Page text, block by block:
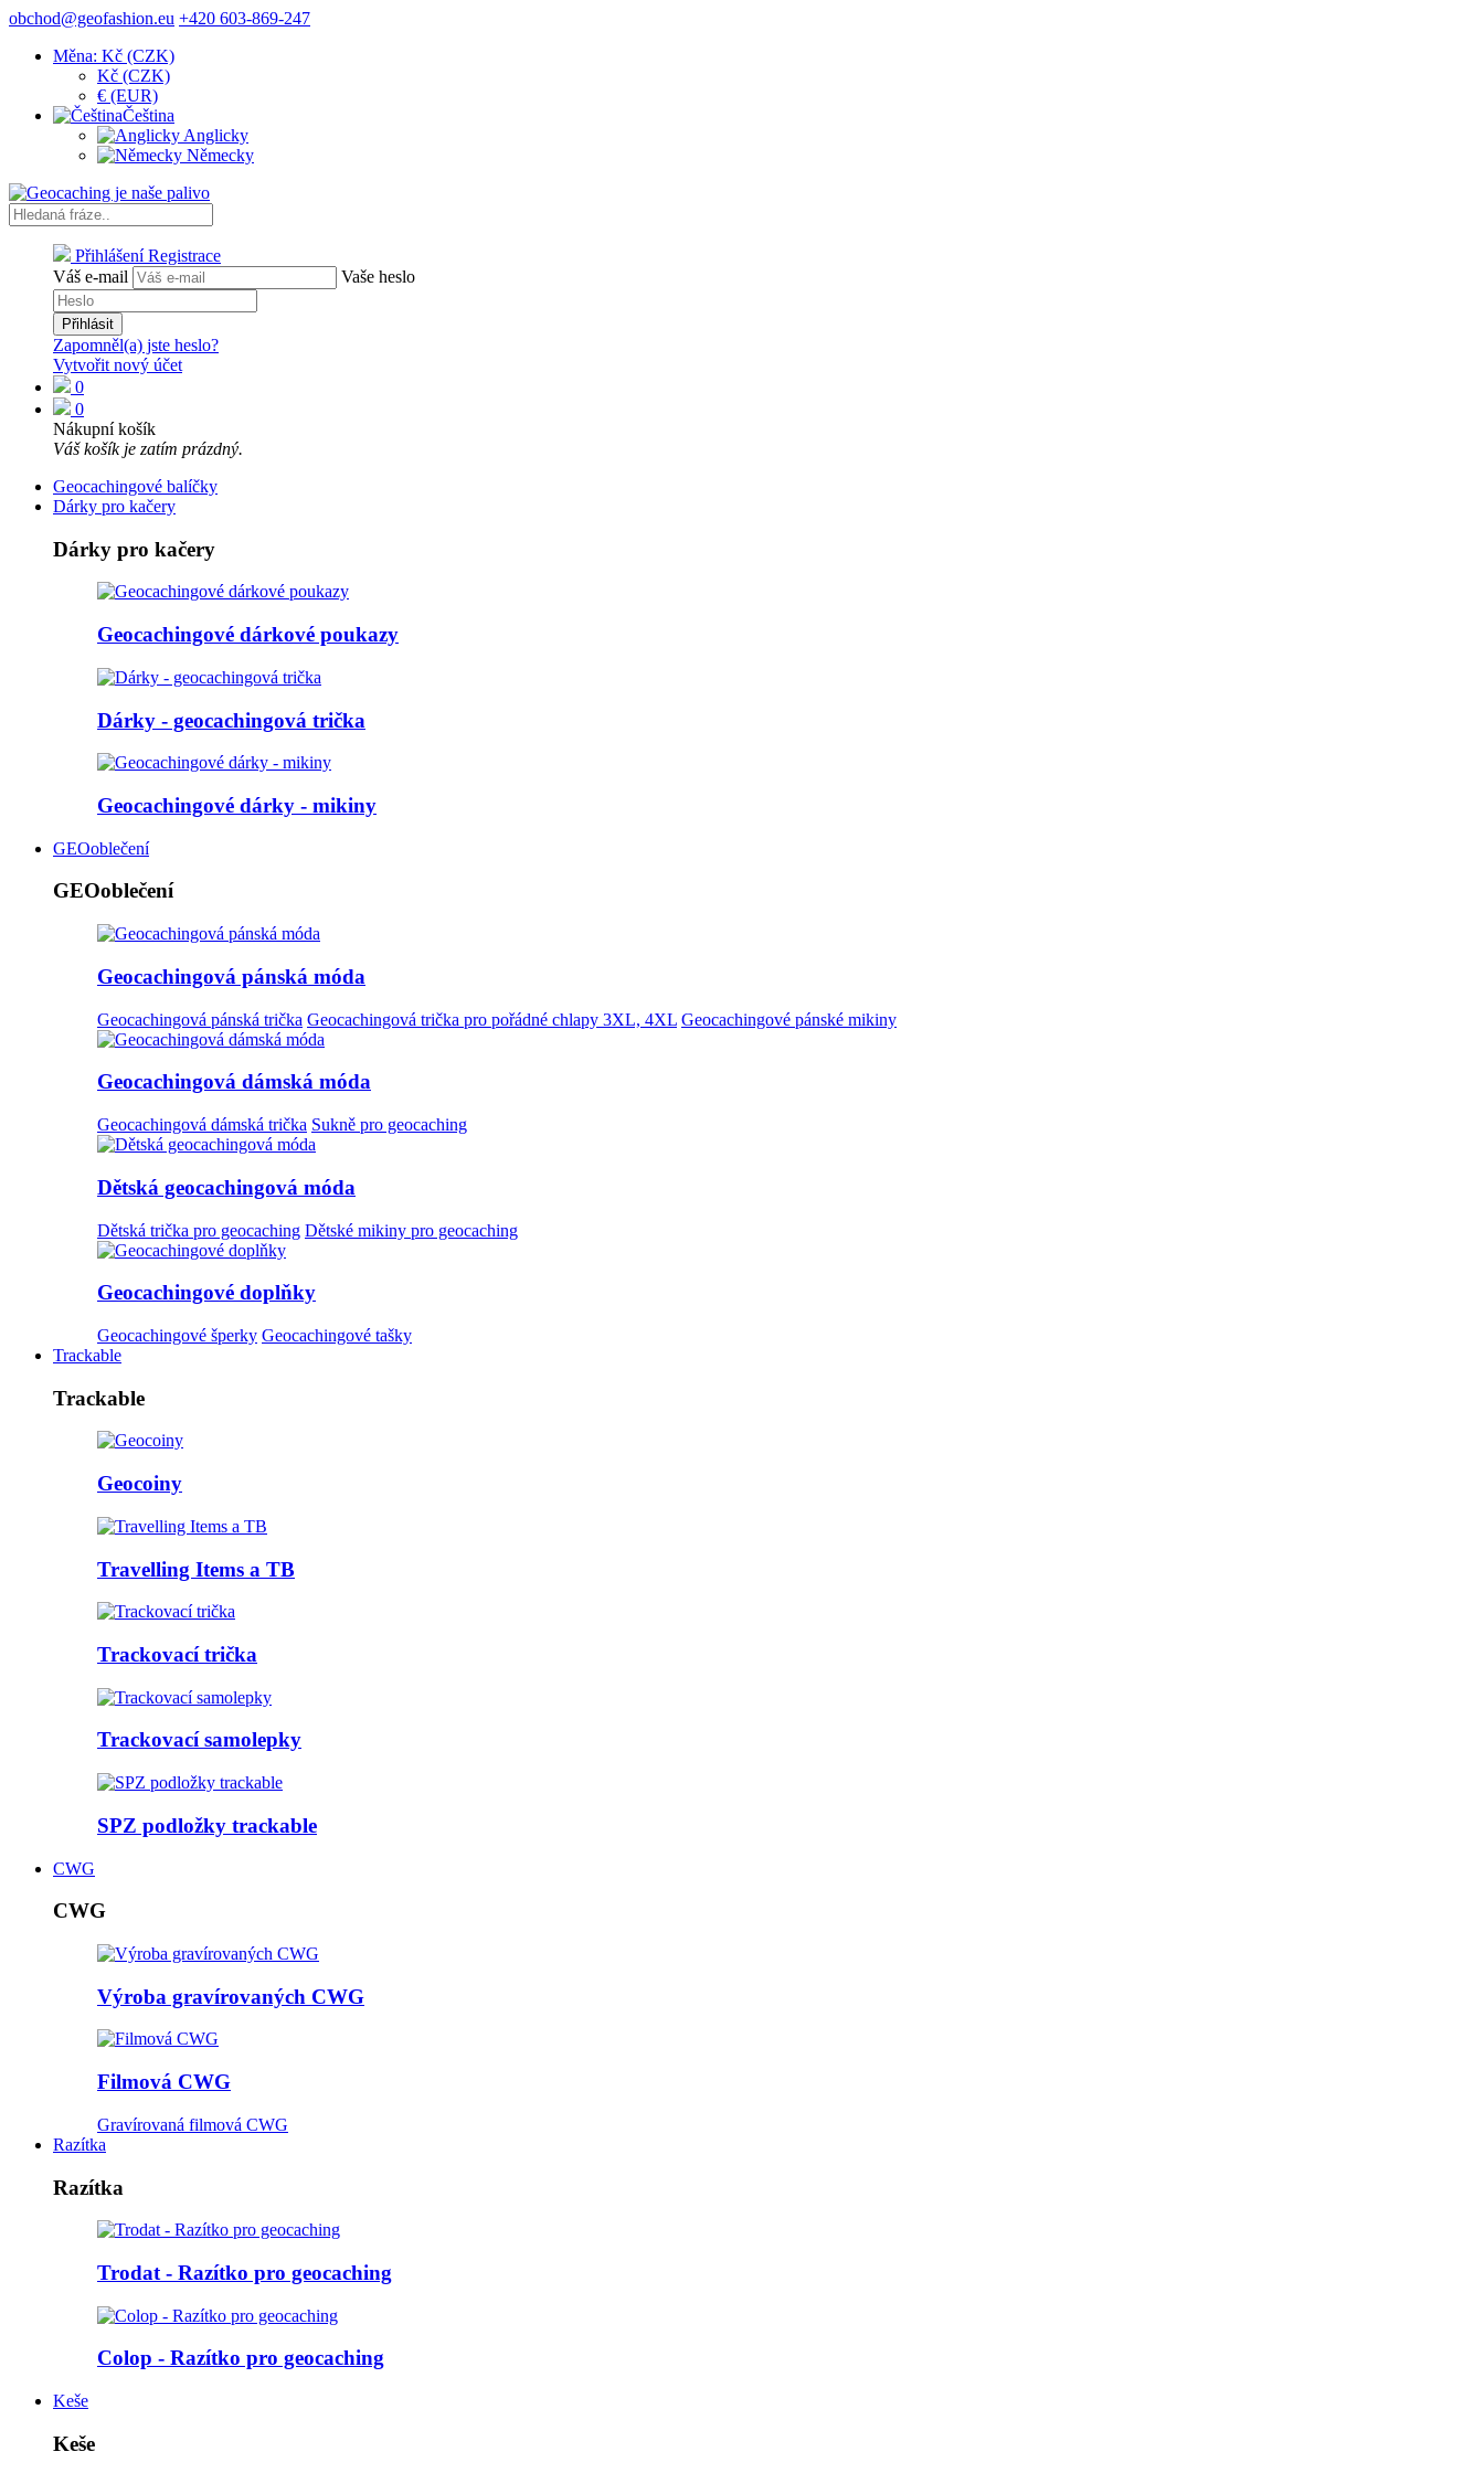
obchod@geofashion.eu +420 603-869-247
Měna: Kč (CZK)
Kč (CZK)
€ (EUR)
Čeština
Anglicky
Německy
Přihlášení Registrace
Váš e-mail
Vaše heslo
Přihlásit
Zapomněl(a) jste heslo?
Vytvořit nový účet
0
0
Nákupní košík
Váš košík je zatím prázdný.
Geocachingové balíčky
Dárky pro kačery
Dárky pro kačery
Geocachingové dárkové poukazy
Dárky - geocachingová trička
Geocachingové dárky - mikiny
GEOoblečení
GEOoblečení
Geocachingová pánská móda
Geocachingová pánská trička Geocachingová trička pro pořádné chlapy 3XL, 4XL Geocachingové pánské mikiny
Geocachingová dámská móda
Geocachingová dámská trička Sukně pro geocaching
Dětská geocachingová móda
Dětská trička pro geocaching Dětské mikiny pro geocaching
Geocachingové doplňky
Geocachingové šperky Geocachingové tašky
Trackable
Trackable
Geocoiny
Travelling Items a TB
Trackovací trička
Trackovací samolepky
SPZ podložky trackable
CWG
CWG
Výroba gravírovaných CWG
Filmová CWG
Gravírovaná filmová CWG
Razítka
Razítka
Trodat - Razítko pro geocaching
Colop - Razítko pro geocaching
Keše
Keše